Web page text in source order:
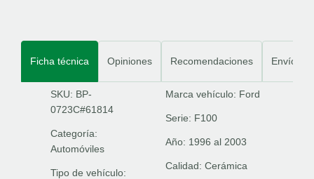
Ficha técnica Opiniones Recomendaciones Envíos
SKU: BP-
0723C#61814
Categoría:
Automóviles
Tipo de vehículo:
Marca vehículo: Ford
Serie: F100
Año: 1996 al 2003
Calidad: Cerámica